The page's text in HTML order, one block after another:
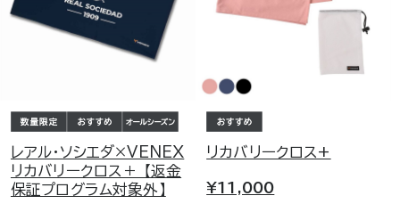
レアル・ソシエダ×VENEX
リカバリークロス＋ 【返金
保証プログラム対象外】
リカバリークロス+
¥11,000